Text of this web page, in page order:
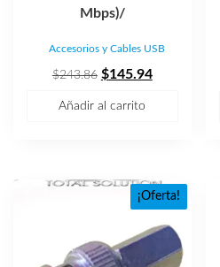
Mbps)/
Accesorios y Cables USB
$243.86 El
$145.94El
Añadir al carrito
¡Oferta!